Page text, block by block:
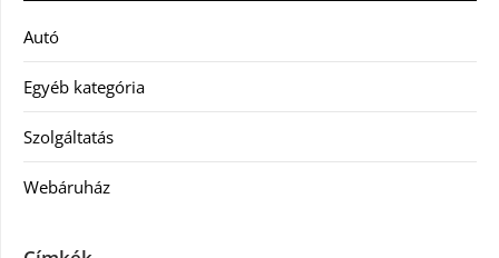
Autó
Egyéb kategória
Szolgáltatás
Webáruház